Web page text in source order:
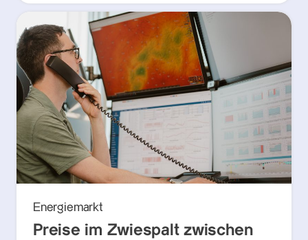
Energiemarkt
Preise im Zwiespalt zwischen